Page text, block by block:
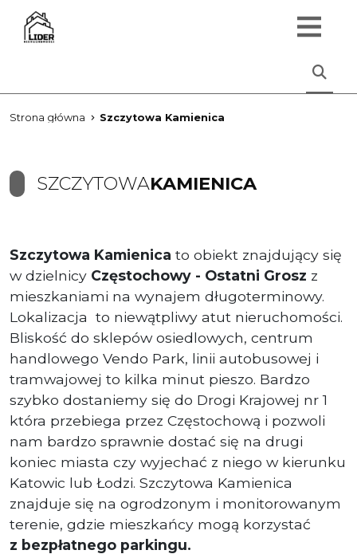
Strona główna Szczytowa Kamienica
SZCZYTOWAKAMIENICA
Szczytowa Kamienica to obiekt znajdujący się
w dzielnicy Częstochowy - Ostatni Grosz z
mieszkaniami na wynajem długoterminowy.
Lokalizacja to niewątpliwy atut nieruchomości.
Bliskość do sklepów osiedlowych, centrum
handlowego Vendo Park, linii autobusowej i
tramwajowej to kilka minut pieszo. Bardzo
szybko dostaniemy się do Drogi Krajowej nr 1
która przebiega przez Częstochową i pozwoli
nam bardzo sprawnie dostać się na drugi
koniec miasta czy wyjechać z niego w kierunku
Katowic lub Łodzi. Szczytowa Kamienica
znajduje się na ogrodzonym i monitorowanym
terenie, gdzie mieszkańcy mogą korzystać
z bezpłatnego parkingu.